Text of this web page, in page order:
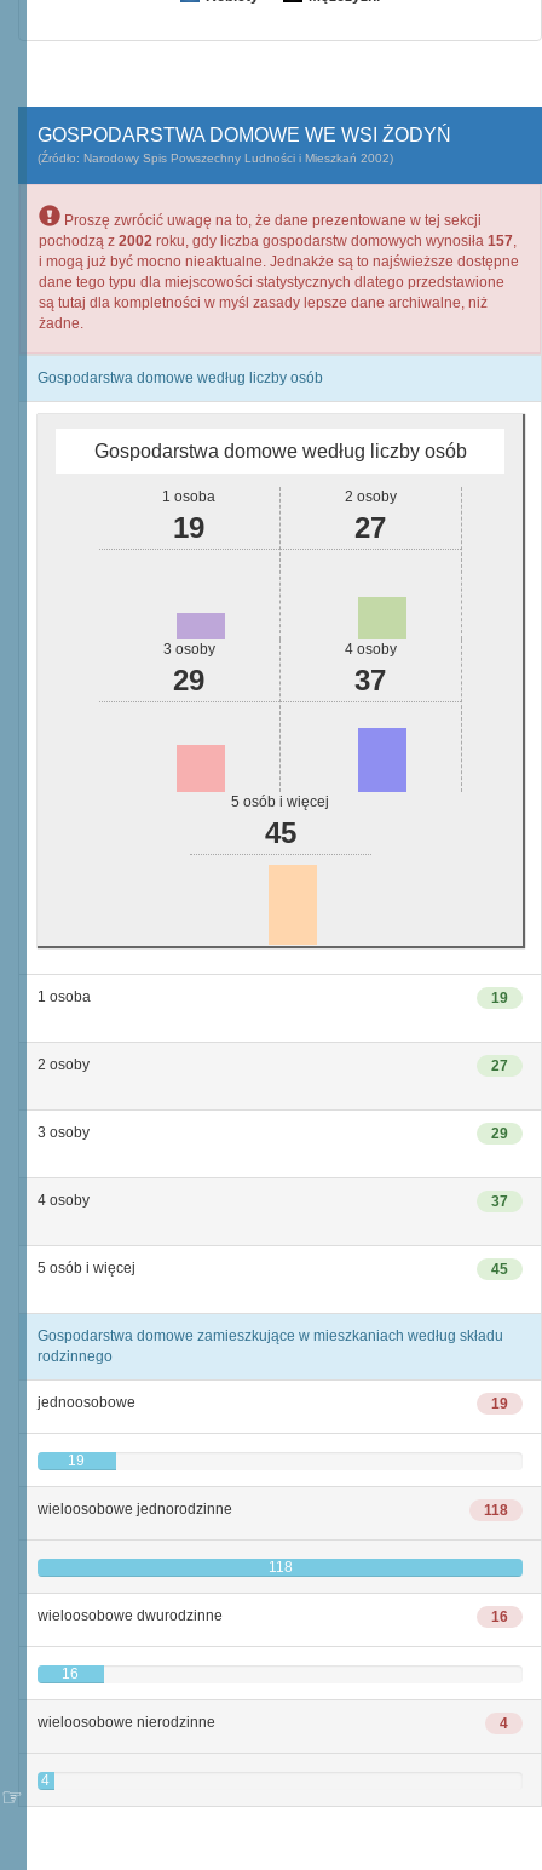
GOSPODARSTWA DOMOWE WE WSI ŻODYŃ
(Źródło: Narodowy Spis Powszechny Ludności i Mieszkań 2002)
Proszę zwrócić uwagę na to, że dane prezentowane w tej sekcji
pochodzą z 2002 roku, gdy liczba gospodarstw domowych wynosiła 157,
i mogą już być mocno nieaktualne. Jednakże są to najświeższe dostępne
dane tego typu dla miejscowości statystycznych dlatego przedstawione
są tutaj dla kompletności w myśl zasady lepsze dane archiwalne, niż
żadne.
Gospodarstwa domowe według liczby osób
Gospodarstwa domowe według liczby osób
1 osoba
19
2 osoby
27
3 osoby
29
4 osoby
37
5 osób i więcej
45
19
1 osoba
27
2 osoby
29
3 osoby
37
4 osoby
45
5 osób i więcej
Gospodarstwa domowe zamieszkujące w mieszkaniach według składu
rodzinnego
19
jednoosobowe
19
118
wieloosobowe jednorodzinne
118
16
wieloosobowe dwurodzinne
16
4
wieloosobowe nierodzinne
4